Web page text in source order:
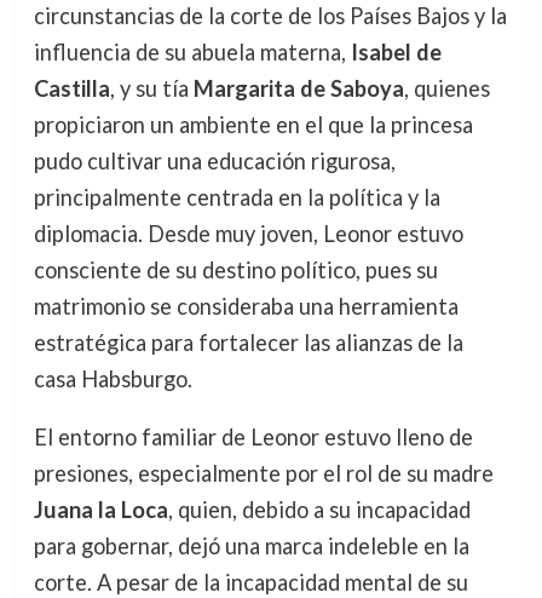
circunstancias de la corte de los Países Bajos y la
influencia de su abuela materna, Isabel de
Castilla, y su tía Margarita de Saboya, quienes
propiciaron un ambiente en el que la princesa
pudo cultivar una educación rigurosa,
principalmente centrada en la política y la
diplomacia. Desde muy joven, Leonor estuvo
consciente de su destino político, pues su
matrimonio se consideraba una herramienta
estratégica para fortalecer las alianzas de la
casa Habsburgo.
El entorno familiar de Leonor estuvo lleno de
presiones, especialmente por el rol de su madre
Juana la Loca, quien, debido a su incapacidad
para gobernar, dejó una marca indeleble en la
corte. A pesar de la incapacidad mental de su